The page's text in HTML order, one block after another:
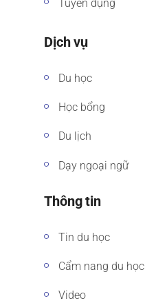
Tuyển dụng
Dịch vụ
Du học
Học bổng
Du lịch
Dạy ngoại ngữ
Thông tin
Tin du học
Cẩm nang du học
Video